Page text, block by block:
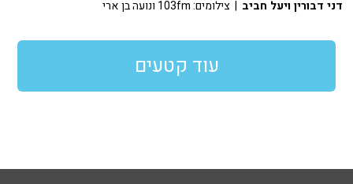
דני דבורין ויעל חביב | צילומים: 103fm ונועה בן ארי
עוד קטעים